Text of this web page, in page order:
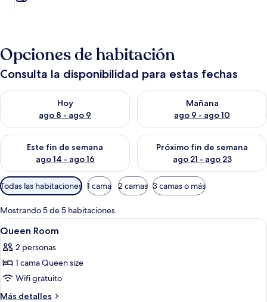
Opciones de habitación
Consulta la disponibilidad para estas fechas
Hoy
ago 8 - ago 9
Consulta la disponibilidad para hoy ago 8 - ago 9
Mañana
ago 9 - ago 10
Consulta la disponibilidad
Este fin de semana
ago 14 - ago 16
Consulta la disponibilidad para este fin de semana ago 14 -
Próximo fin de semana
ago 21 - ago 23
Consulta la disponibilidad
Filtros
disponibles
para
las
habitaciones
Todas las habitaciones 1 cama 2 camas 3 camas o más
Mostrando 5 de 5 habitaciones
Abrir
todas
las
fotos
de
Queen
Una cama con una manta blanca
1
Queen Room
2 personas
1 cama Queen size
Wifi gratuito
Más detalles
Más